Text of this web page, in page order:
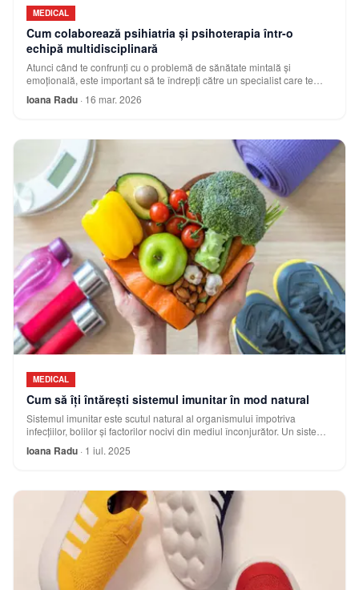
MEDICAL
Cum colaborează psihiatria și psihoterapia într-o
echipă multidisciplinară
Atunci când te confrunţi cu o problemă de sănătate mintală şi
emoţională, este important să te îndrepţi către un specialist care te
Ioana Radu · 16 mar. 2026
MEDICAL
Cum să îți întărești sistemul imunitar în mod natural
Sistemul imunitar este scutul natural al organismului împotriva
infecțiilor, bolilor și factorilor nocivi din mediul înconjurător. Un sistem
imunitar puternic t
Ioana Radu · 1 iul. 2025